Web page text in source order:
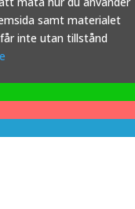
samt materialet
inte utan tillstånd